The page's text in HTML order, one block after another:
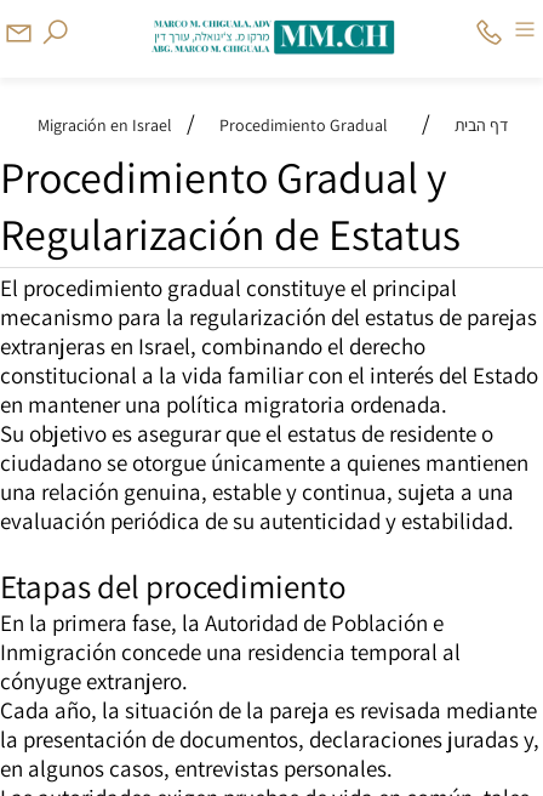
דף הבית /
Migración en Israel / Procedimiento Gradual
Procedimiento Gradual y
Regularización de Estatus
El procedimiento gradual constituye el principal
mecanismo para la regularización del estatus de parejas
extranjeras en Israel, combinando el derecho
constitucional a la vida familiar con el interés del Estado
en mantener una política migratoria ordenada.
Su objetivo es asegurar que el estatus de residente o
ciudadano se otorgue únicamente a quienes mantienen
una relación genuina, estable y continua, sujeta a una
evaluación periódica de su autenticidad y estabilidad.
Etapas del procedimiento
En la primera fase, la Autoridad de Población e
Inmigración concede una residencia temporal al
cónyuge extranjero.
Cada año, la situación de la pareja es revisada mediante
la presentación de documentos, declaraciones juradas y,
en algunos casos, entrevistas personales.